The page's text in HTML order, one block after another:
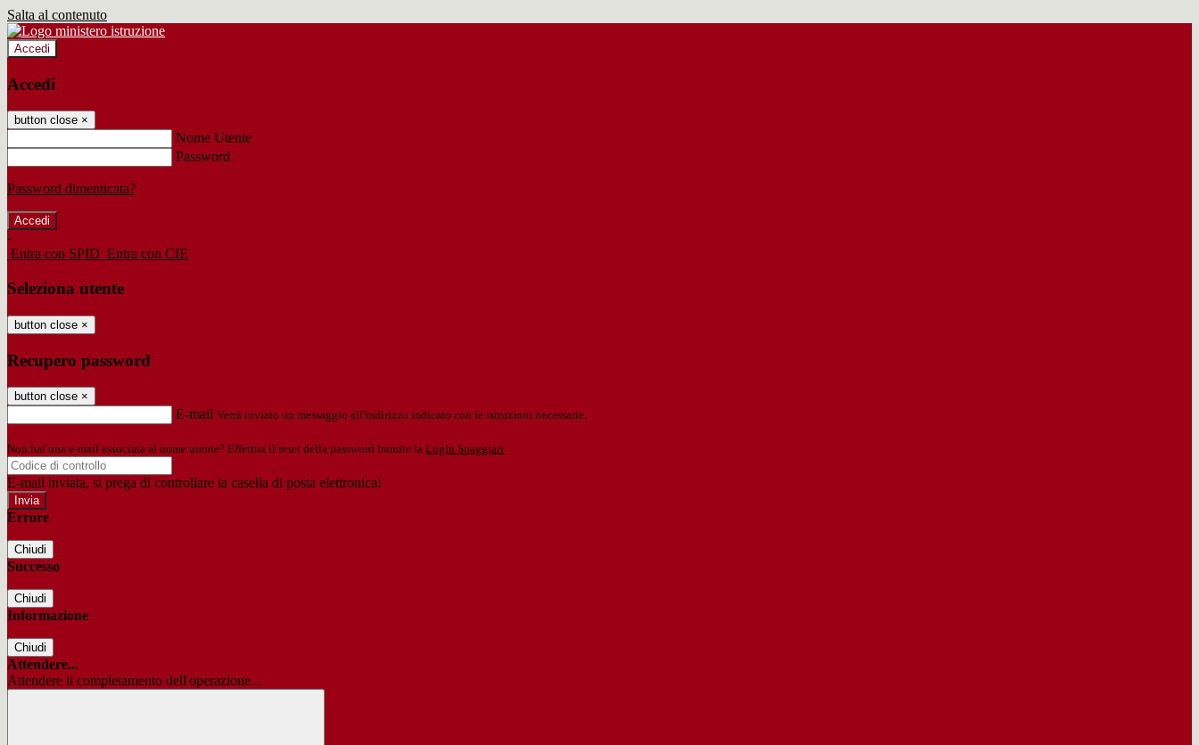
Salta al contenuto
Accedi
Accedi
button close ×
Nome Utente
Password
Password dimenticata?
-
Entra con SPID Entra con CIE
Seleziona utente
button close ×
Recupero password
button close ×
E-mail Verrà inviato un messaggio all'indirizzo indicato con le istruzioni necessarie.
Non hai una e-mail associata al nome utente? Effettua il reset della password tramite la Login Spaggiari
E-mail inviata, si prega di controllare la casella di posta elettronica!
Errore
Chiudi
Successo
Chiudi
Informazione
Chiudi
Attendere...
Attendere il completamento dell'operazione...